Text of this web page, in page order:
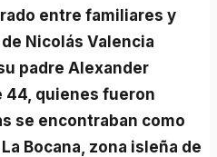
Nicolás Valencia
padre Alexander
44, quienes fueron
se encontraban como
Bocana, zona isleña de